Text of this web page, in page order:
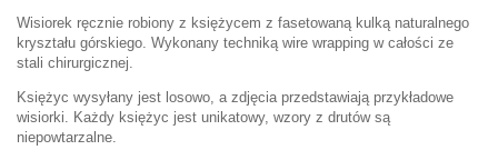
Wisiorek ręcznie robiony z księżycem z fasetowaną kulką naturalnego
kryształu górskiego. Wykonany techniką wire wrapping w całości ze
stali chirurgicznej.
Księżyc wysyłany jest losowo, a zdjęcia przedstawiają przykładowe
wisiorki. Każdy księżyc jest unikatowy, wzory z drutów są
niepowtarzalne.